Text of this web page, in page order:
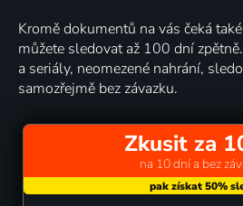
Kromě dokumentů na vás čeká
můžete sledovat až 100 dní
a seriály, neomezené nahrání,
samozřejmě bez závazku.
Zkusit za
na 10 dní a bez